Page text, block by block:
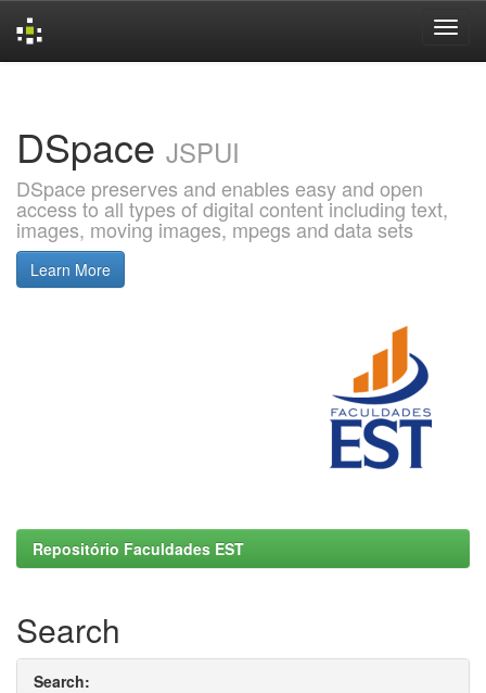
DSpace JSPUI
DSpace preserves and enables easy and open
access to all types of digital content including text,
images, moving images, mpegs and data sets
Learn More
Repositório Faculdades EST
Search
Search: